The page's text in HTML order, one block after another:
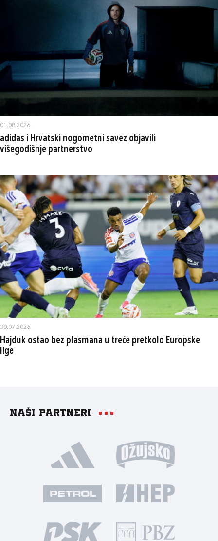
01.08.2026.
adidas i Hrvatski nogometni savez objavili
višegodišnje partnerstvo
30.07.2026.
Hajduk ostao bez plasmana u treće pretkolo Europske
lige
Naši partneri